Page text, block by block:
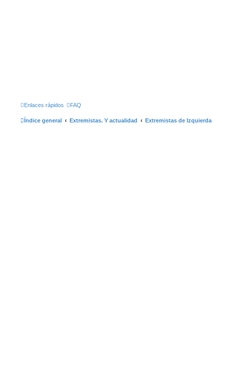
Enlaces rápidos FAQ
Índice general Extremistas. Y actualidad Extremistas de Izquierda